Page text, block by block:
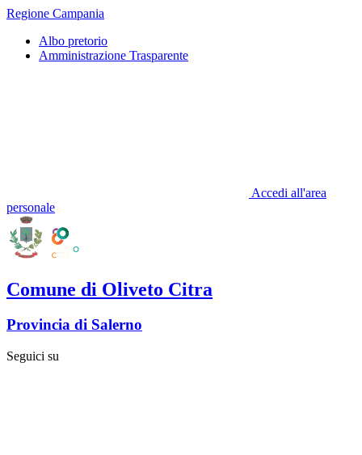
Regione Campania
Albo pretorio
Amministrazione Trasparente
Accedi all'area
personale
Comune di Oliveto Citra
Provincia di Salerno
Seguici su